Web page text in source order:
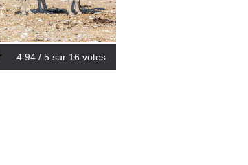
4.94 / 5 sur 16 votes